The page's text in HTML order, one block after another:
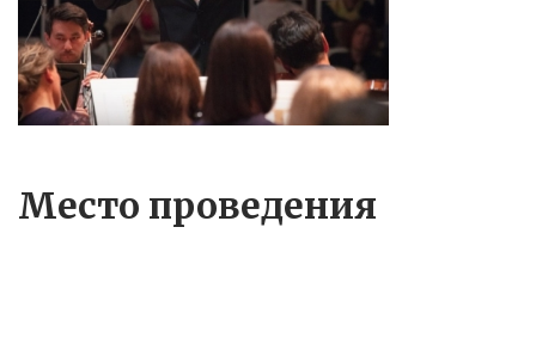
Место проведения